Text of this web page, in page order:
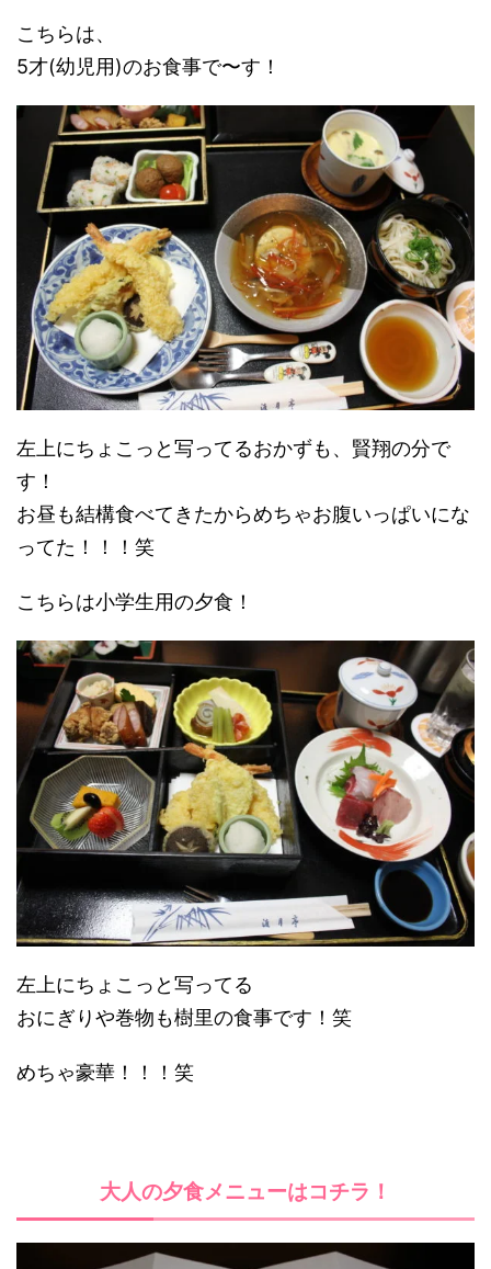
こちらは、
5才(幼児用)のお食事で〜す！
左上にちょこっと写ってるおかずも、賢翔の分で
す！
お昼も結構食べてきたからめちゃお腹いっぱいにな
ってた！！！笑
こちらは小学生用の夕食！
左上にちょこっと写ってる
おにぎりや巻物も樹里の食事です！笑
めちゃ豪華！！！笑
大人の夕食メニューはコチラ！